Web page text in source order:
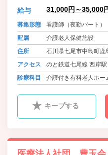
給与 31,000円～35,000
募集形態
看護師（夜勤パート）
配属
介護老人保健施設
住所
石川県七尾市中島町鹿
アクセス
のと鉄道七尾線 西岸
診療科目
介護付き有料老人ホー
キープする